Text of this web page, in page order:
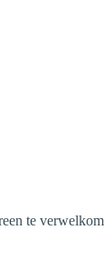
te